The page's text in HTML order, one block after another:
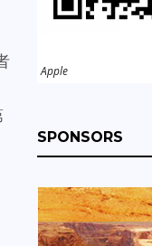
Apple
SPONSORS